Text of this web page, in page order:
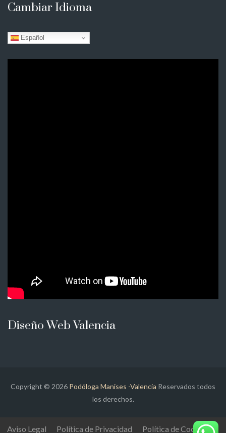
Cambiar Idioma
Español
Diseño Web Valencia
Copyright © 2026 Podóloga Manises -Valencia Reservados todos
los derechos.
Aviso Legal Política de Privacidad Política de Cookies